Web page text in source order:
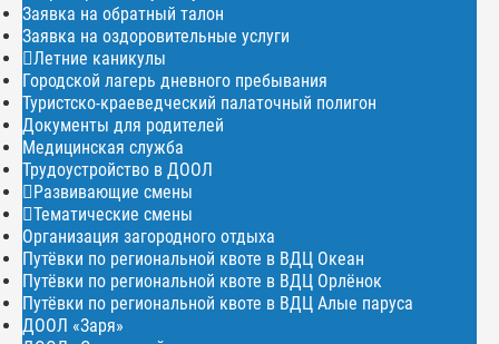
Заявка на обратный талон
Заявка на оздоровительные услуги
Летние каникулы
Городской лагерь дневного пребывания
Туристско-краеведческий палаточный полигон
Документы для родителей
Медицинская служба
Трудоустройство в ДООЛ
Развивающие смены
Тематические смены
Организация загородного отдыха
Путёвки по региональной квоте в ВДЦ Океан
Путёвки по региональной квоте в ВДЦ Орлёнок
Путёвки по региональной квоте в ВДЦ Алые паруса
ДООЛ «Заря»